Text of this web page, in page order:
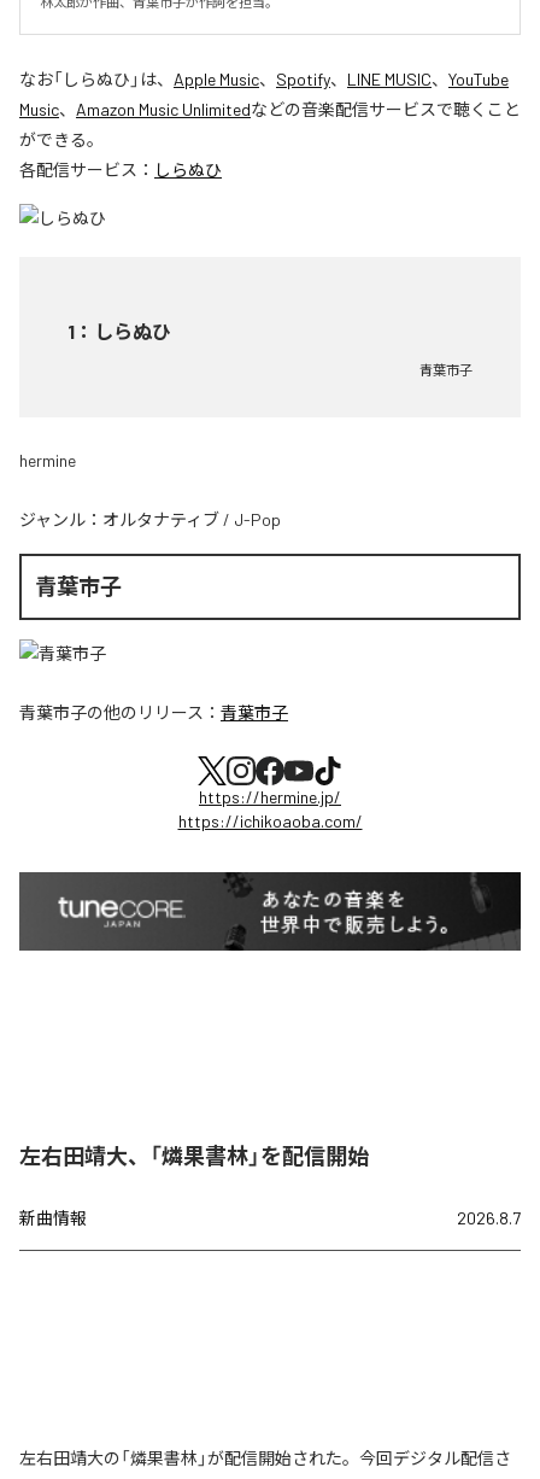
なお「しらぬひ 」は、 Apple Music、 Spotify、 LINE MUSIC、 YouTube
Music、 Amazon Music Unlimitedなどの音楽配信サービスで聴くこと
ができる。
各配信サービス： しらぬひ
1 ： しらぬひ
青葉市子
hermine
ジャンル： オルタナティブ / J-Pop
青葉市子
青葉市子の他のリリース： 青葉市子
https://hermine.jp/
https://ichikoaoba.com/
左右田靖大、「燐果書林」を配信開始
新曲情報 2026.8.7
左右田靖大の「燐果書林」が配信開始された。今回デジタル配信さ